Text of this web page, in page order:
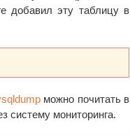
добавил эту таблицу в
можно почитать в
систему мониторинга.